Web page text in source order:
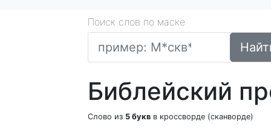
Поиск слов по маске
Библейский
Слово из 5 букв в кроссворде (сканворде)